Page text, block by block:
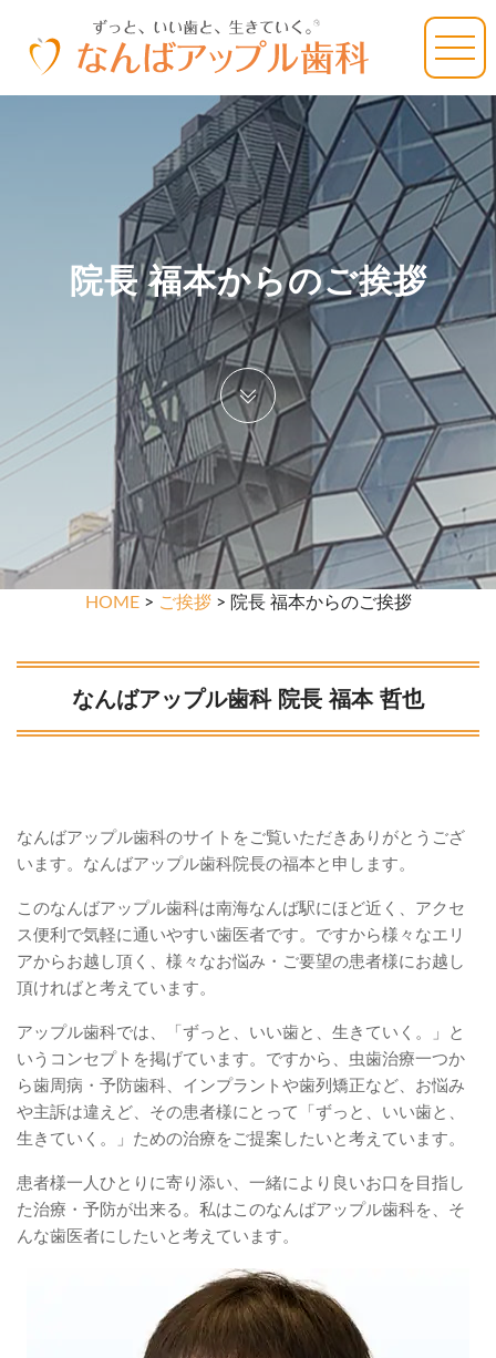
院長 福本からのご挨拶
HOME> ご挨拶> 院長 福本からのご挨拶
なんばアップル歯科 院長 福本 哲也
なんばアップル歯科のサイトをご覧いただきありがとうござ
います。なんばアップル歯科院長の福本と申します。
このなんばアップル歯科は南海なんば駅にほど近く、アクセ
ス便利で気軽に通いやすい歯医者です。ですから様々なエリ
アからお越し頂く、様々なお悩み・ご要望の患者様にお越し
頂ければと考えています。
アップル歯科では、「ずっと、いい歯と、生きていく。」と
いうコンセプトを掲げています。ですから、虫歯治療一つか
ら歯周病・予防歯科、インプラントや歯列矯正など、お悩み
や主訴は違えど、その患者様にとって「ずっと、いい歯と、
生きていく。」ための治療をご提案したいと考えています。
患者様一人ひとりに寄り添い、一緒により良いお口を目指し
た治療・予防が出来る。私はこのなんばアップル歯科を、そ
んな歯医者にしたいと考えています。